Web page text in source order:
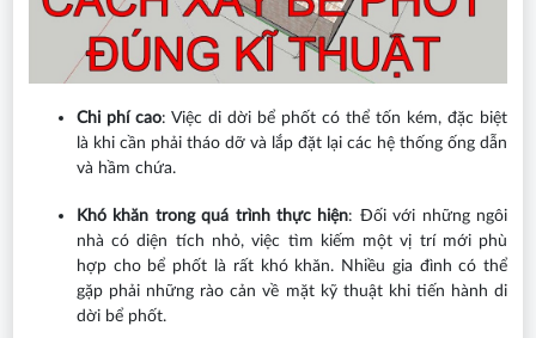
Chi phí cao: Việc di dời bể phốt có thể tốn kém, đặc biệt
là khi cần phải tháo dỡ và lắp đặt lại các hệ thống ống dẫn
và hầm chứa.
Khó khăn trong quá trình thực hiện: Đối với những ngôi
nhà có diện tích nhỏ, việc tìm kiếm một vị trí mới phù
hợp cho bể phốt là rất khó khăn. Nhiều gia đình có thể
gặp phải những rào cản về mặt kỹ thuật khi tiến hành di
dời bể phốt.